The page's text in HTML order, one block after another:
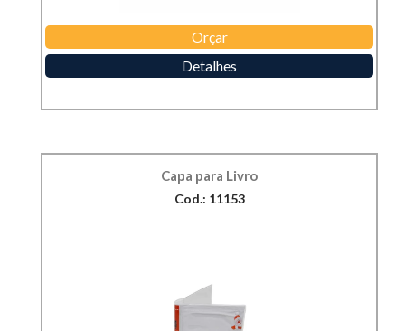
Orçar
Detalhes
Capa para Livro
Cod.: 11153